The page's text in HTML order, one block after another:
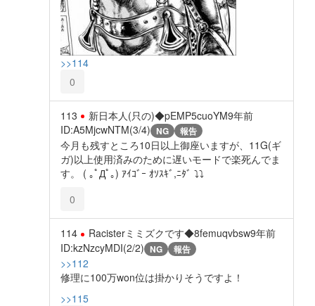
>>114
0
113 新日本人(只の)◆pEMP5cuoYM9年前
ID:A5MjcwNTM(3/4) NG 報告
今月も残すところ10日以上御座いますが、11G(ギ
ガ)以上使用済みのために遅いモードで楽死んでま
す。 ( ｡ﾟДﾟ｡) ｱｲｺﾞｰ ｵｿｽｷﾞ,ﾆﾀﾞ ⤵⤵
0
114 Racisterミミズクです◆8femuqvbsw9年前
ID:kzNzcyMDI(2/2) NG 報告
>>112
修理に100万won位は掛かりそうですよ！
>>115